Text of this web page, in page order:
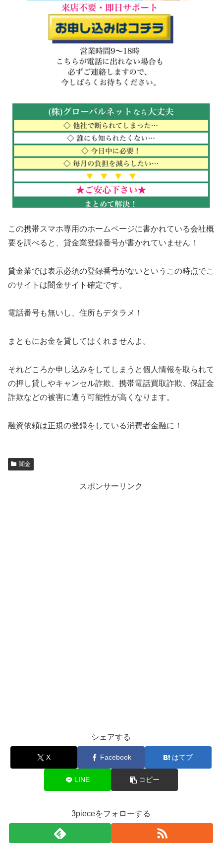
この携帯スマホ専用のホームページに書かれている会社概
要を調べると、貸金業登録番号が書かれていません！
貸金業では表示必須の登録番号がないというこの時点でこ
のサイトは闇金サイト確定です。
電話番号も無いし、住所もデタラメ！
まともにお金を貸してはくれませんよ。
それどころか申し込みをしてしまうと個人情報を取られて
の押し貸しやキャンセル詐欺、携帯電話買取詐欺、保証金
詐欺などの被害に遭う可能性が高くなります。
融資依頼は正規の登録をしている消費者金融に！
闇金
スポンサーリンク
シェアする
X Facebook はてブ
LINE コピー
3pieceをフォローする